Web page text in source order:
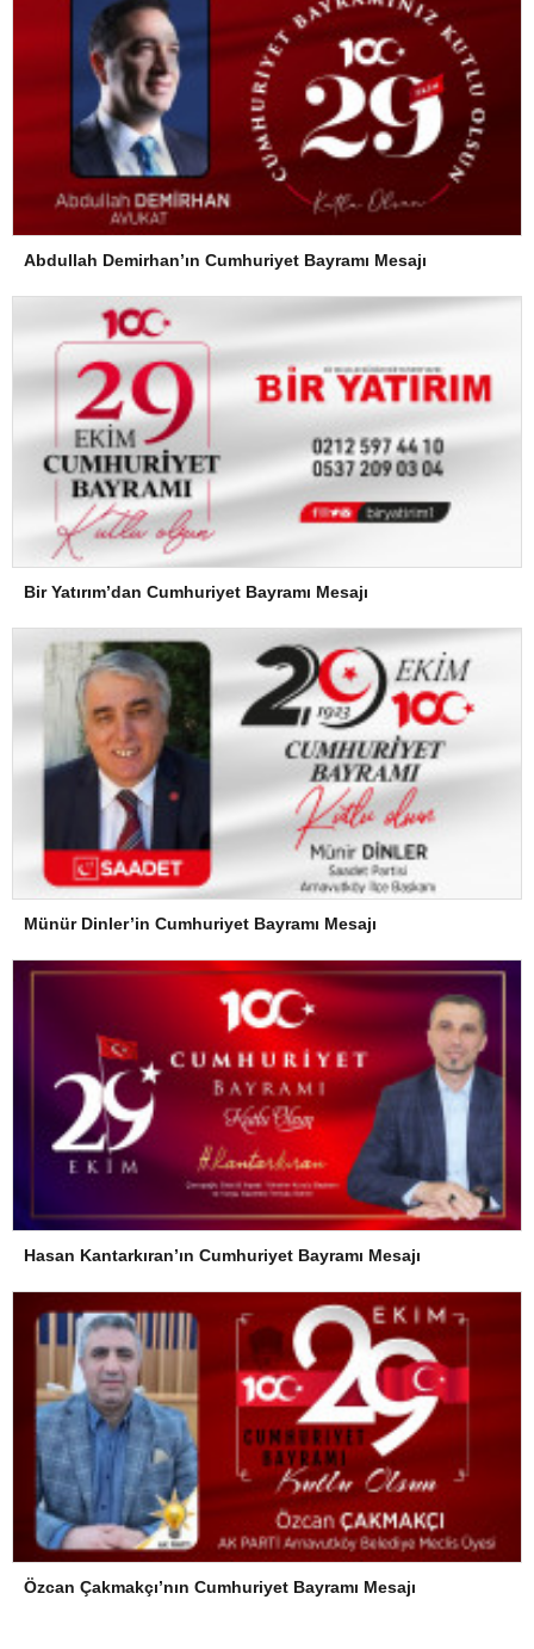
Abdullah Demirhan’ın Cumhuriyet Bayramı Mesajı
Bir Yatırım’dan Cumhuriyet Bayramı Mesajı
Münür Dinler’in Cumhuriyet Bayramı Mesajı
Hasan Kantarkıran’ın Cumhuriyet Bayramı Mesajı
Özcan Çakmakçı’nın Cumhuriyet Bayramı Mesajı